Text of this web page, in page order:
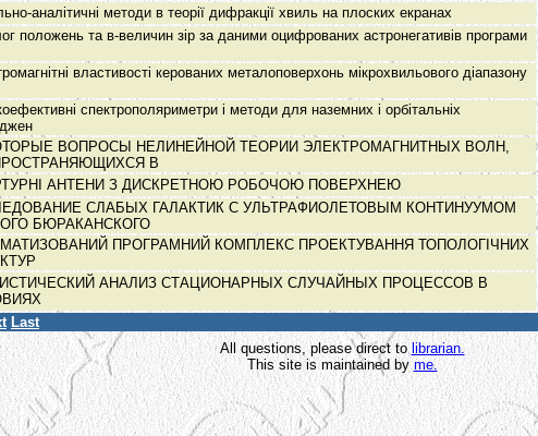
аналітичні методи в теорії дифракції хвиль на плоских екранах
положень та в-величин зір за даними оцифрованих астронегативів програми
властивості керованих металоповерхонь мікрохвильового діапазону
спектрополяриметри і методи для наземних і орбітальніх
ВОПРОСЫ НЕЛИНЕЙНОЙ ТЕОРИИ ЭЛЕКТРОМАГНИТНЫХ ВОЛН,
В
АНТЕНИ З ДИСКРЕТНОЮ РОБОЧОЮ ПОВЕРХНЕЮ
СЛАБЫХ ГАЛАКТИК С УЛЬТРАФИОЛЕТОВЫМ КОНТИНУУМОМ
БЮРАКАНСКОГО
ПРОГРАМНИЙ КОМПЛЕКС ПРОЕКТУВАННЯ ТОПОЛОГІЧНИХ
АНАЛИЗ СТАЦИОНАРНЫХ СЛУЧАЙНЫХ ПРОЦЕССОВ В
Last
All questions, please direct to librarian.
This site is maintained byme.